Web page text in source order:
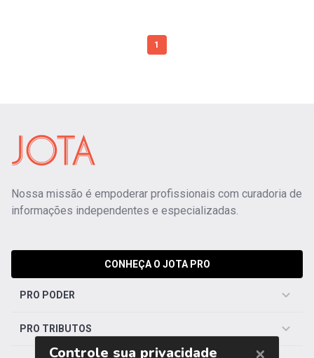
1
Nossa missão é empoderar profissionais com curadoria de
informações independentes e especializadas.
CONHEÇA O JOTA PRO
PRO PODER
PRO TRIBUTOS